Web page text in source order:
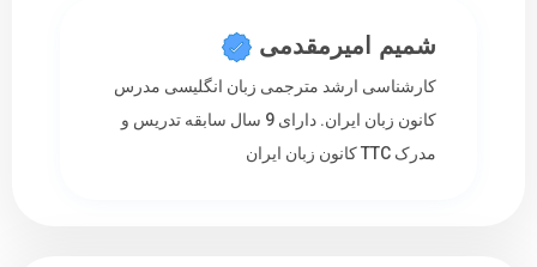
شمیم امیرمقدمی
کارشناسی ارشد مترجمی زبان انگلیسی مدرس
کانون زبان ایران. دارای 9 سال سابقه تدریس و
مدرک TTC کانون زبان ایران